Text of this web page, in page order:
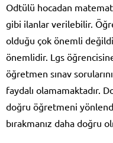
Odtülü hocadan
gibi ilanlar verilebilir.
olduğu çok önemli
önemlidir. Lgs
öğretmen sınav
faydalı olamamaktadır.
doğru öğretmeni
bırakmanız daha doğru